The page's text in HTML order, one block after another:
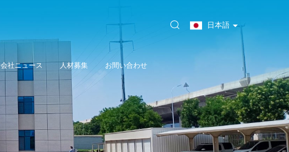
日本語
会社ニュース 人材募集 お間い合わせ